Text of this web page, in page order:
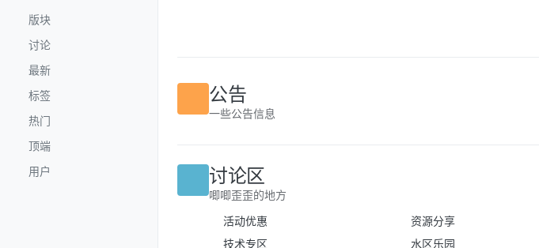
版块
讨论
最新
标签
热门
顶端
用户
公告
讨论区
唧唧歪歪的地方
活动优惠
资源分享